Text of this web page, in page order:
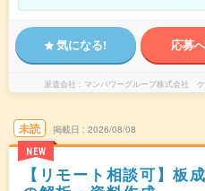
気になる! 応募
派遣会社 マンパワーグループ株式会社
未読
NEW
掲載日 2026/08/08
【リモート相談可】板